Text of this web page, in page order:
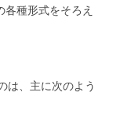
種形式をそろえ
は、主に次のよう